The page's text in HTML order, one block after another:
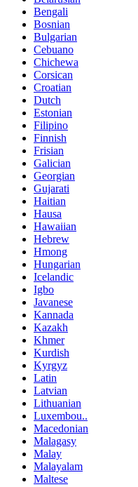
Bengali
Bosnian
Bulgarian
Cebuano
Chichewa
Corsican
Croatian
Dutch
Estonian
Filipino
Finnish
Frisian
Galician
Georgian
Gujarati
Haitian
Hausa
Hawaiian
Hebrew
Hmong
Hungarian
Icelandic
Igbo
Javanese
Kannada
Kazakh
Khmer
Kurdish
Kyrgyz
Latin
Latvian
Lithuanian
Luxembou..
Macedonian
Malagasy
Malay
Malayalam
Maltese